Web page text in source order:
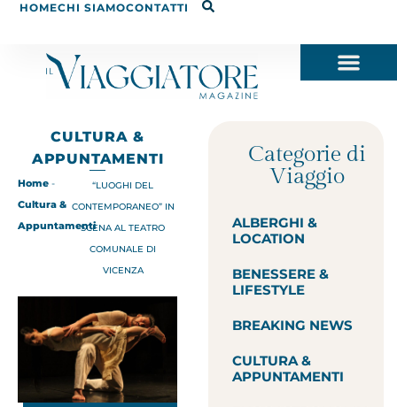
HOMECHI SIAMOCONTATTI
CULTURA &
APPUNTAMENTI
Home -
Cultura &
Appuntamenti
“LUOGHI DEL
CONTEMPORANEO” IN
SCENA AL TEATRO
COMUNALE DI
VICENZA
Categorie di
Viaggio
ALBERGHI &
LOCATION
BENESSERE &
LIFESTYLE
BREAKING NEWS
CULTURA &
APPUNTAMENTI